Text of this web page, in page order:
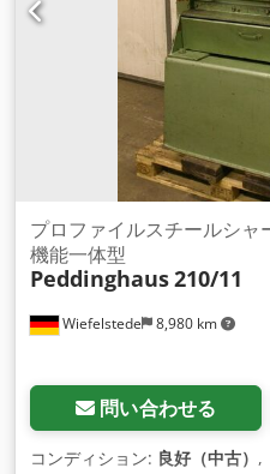
Wiefelstede 8,980 km
プロファイルスチールシャ
機能一体型
Peddinghaus210/11
問い合わせる
コンディション: 良好（中古） ,